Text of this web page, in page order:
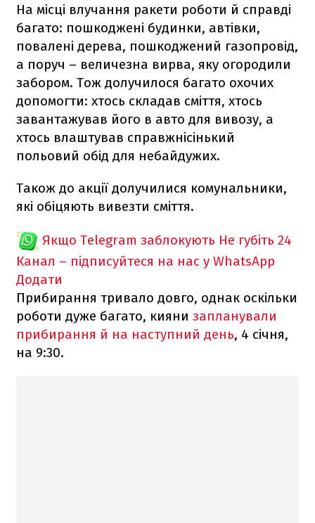
На місці влучання ракети роботи й справді
багато: пошкоджені будинки, автівки,
повалені дерева, пошкоджений газопровід,
а поруч – величезна вирва, яку огородили
забором. Тож долучилося багато охочих
допомогти: хтось складав сміття, хтось
завантажував його в авто для вивозу, а
хтось влаштував справжнісінький
польовий обід для небайдужих.
Також до акції долучилися комунальники,
які обіцяють вивезти сміття.
Якщо Telegram заблокують Не губіть 24
Канал – підписуйтеся на нас у WhatsApp
Додати
Прибирання тривало довго, однак оскільки
роботи дуже багато, кияни запланували
прибирання й на наступний день, 4 січня,
на 9:30.